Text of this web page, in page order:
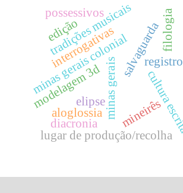
minas gerais colonial
cultura
mineirês
registro
salvaguarda
minas gerais
interrogativas
elipse
tradições musicais
lugar de produção/recolha
modelagem 3d
possessivos filologia
aloglossia
diacronia
edição